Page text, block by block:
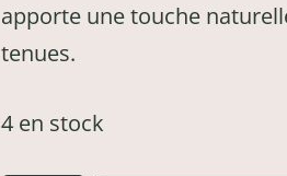
apporte une touche
tenues.
4 en stock